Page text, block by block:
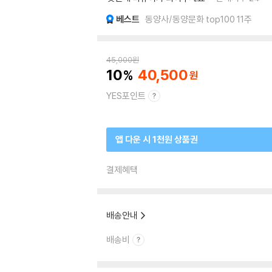
베스트 동양사/동양문화 top100 11주
45,000원
10 40,500
YES포인트
앱 다운 시 1천원 상품권
결제혜택
배송안내
배송비